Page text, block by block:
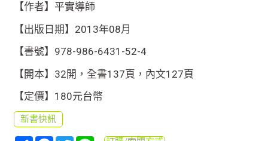
【作者】平實導師
【出版日期】2013年08月
【書號】978-986-6431-52-4
【開本】32開，全書137頁，內文127頁
【定價】180元台幣
新書快訊